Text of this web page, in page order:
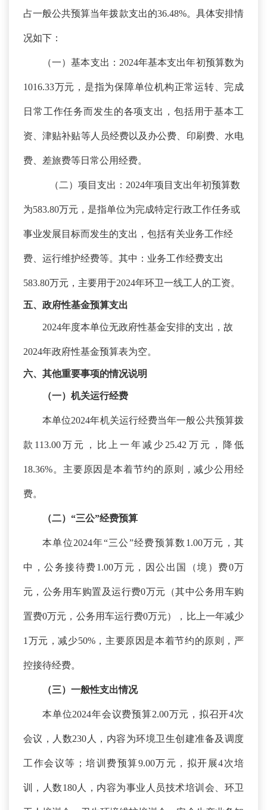
占一般公共预算当年拨款支出的36.48%。具体安排情
况如下：
（一）基本支出： 2024年基本支出年初预算数为
1016.33万元，是指为保障单位机构正常运转、完成
日常工作任务而发生的各项支出，包括用于基本工
资、津贴补贴等人员经费以及办公费、印刷费、水电
费、差旅费等日常公用经费。
（二）项目支出： 2024年项目支出年初预算数
为583.80万元，是指单位为完成特定行政工作任务或
事业发展目标而发生的支出，包括有关业务工作经
费、运行维护经费等。其中：业务工作经费支出
583.80万元，主要用于2024年环卫一线工人的工资。
五、政府性基金预算支出
2024年度本单位无政府性基金安排的支出，故
2024年政府性基金预算表为空。
六、其他重要事项的情况说明
（一）机关运行经费
本单位2024年机关运行经费当年一般公共预算拨
款113.00万元，比上一年减少25.42万元，降低
18.36%。主要原因是本着节约的原则 ，减少公用经
费。
（二） “三公”经费预算
本单位2024年“三公”经费预算数1.00万元，其
中，公务接待费1.00万元，因公出国（境）费0万
元，公务用车购置及运行费0万元（其中公务用车购
置费0万元，公务用车运行费0万元）， 比上一年减少
1 万元，减少50%，主要原因是本着节约的原则，严
控接待经费。
（三）一般性支出情况
本单位2024年会议费预算2.00万元，拟召开4次
会议，人数230人，内容为环境卫生创建准备及调度
工作会议等 ；培训费预算9.00万元，拟开展4次培
训，人数180人，内容为事业人员技术培训会、环卫